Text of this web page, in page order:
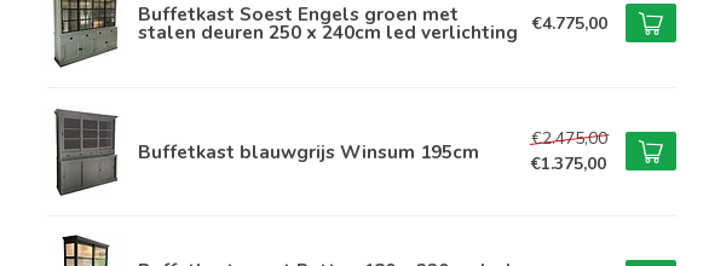
Buffetkast Soest Engels groen met
stalen deuren 250 x 240cm led verlichting €4.775,00
Buffetkast blauwgrijs Winsum 195cm
€2.475,00
€1.375,00